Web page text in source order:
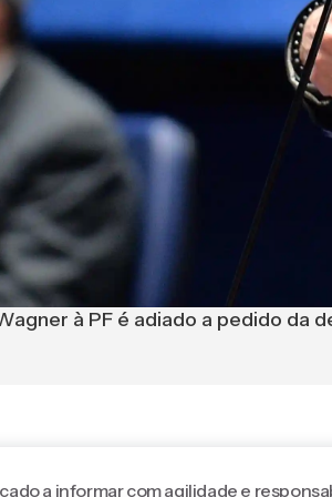
à PF é adiado a pedido da
a informar com agilidade e